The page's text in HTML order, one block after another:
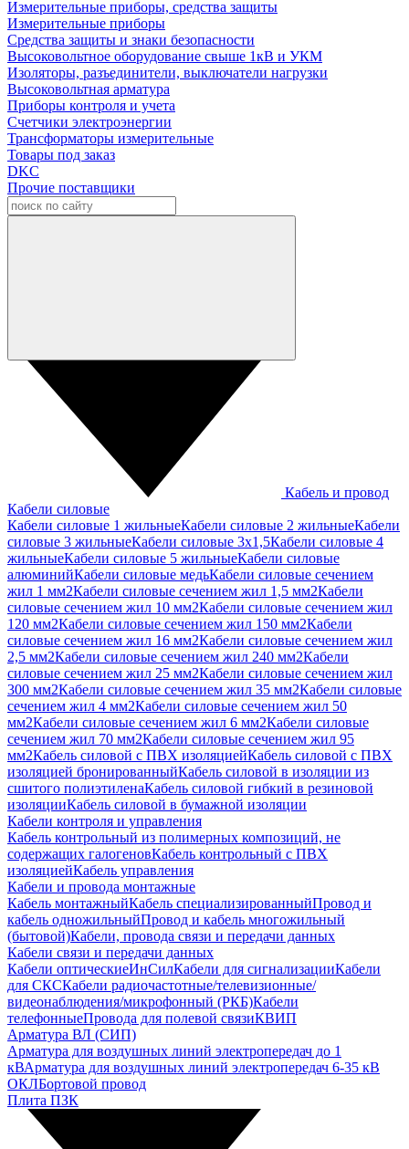
Измерительные приборы, средства защиты
Измерительные приборы
Средства защиты и знаки безопасности
Высоковольтное оборудование свыше 1кВ и УКМ
Изоляторы, разъединители, выключатели нагрузки
Высоковольтная арматура
Приборы контроля и учета
Счетчики электроэнергии
Трансформаторы измерительные
Товары под заказ
DKC
Прочие поставщики
Кабель и провод
Кабели силовые
Кабели силовые 1 жильныеКабели силовые 2 жильныеКабели
силовые 3 жильныеКабели силовые 3х1,5Кабели силовые 4
жильныеКабели силовые 5 жильныеКабели силовые
алюминийКабели силовые медьКабели силовые сечением
жил 1 мм2Кабели силовые сечением жил 1,5 мм2Кабели
силовые сечением жил 10 мм2Кабели силовые сечением жил
120 мм2Кабели силовые сечением жил 150 мм2Кабели
силовые сечением жил 16 мм2Кабели силовые сечением жил
2,5 мм2Кабели силовые сечением жил 240 мм2Кабели
силовые сечением жил 25 мм2Кабели силовые сечением жил
300 мм2Кабели силовые сечением жил 35 мм2Кабели силовые
сечением жил 4 мм2Кабели силовые сечением жил 50
мм2Кабели силовые сечением жил 6 мм2Кабели силовые
сечением жил 70 мм2Кабели силовые сечением жил 95
мм2Кабель силовой с ПВХ изоляциейКабель силовой с ПВХ
изоляцией бронированныйКабель силовой в изоляции из
сшитого полиэтиленаКабель силовой гибкий в резиновой
изоляцииКабель силовой в бумажной изоляции
Кабели контроля и управления
Кабель контрольный из полимерных композиций, не
содержащих галогеновКабель контрольный с ПВХ
изоляциейКабель управления
Кабели и провода монтажные
Кабель монтажныйКабель специализированныйПровод и
кабель одножильныйПровод и кабель многожильный
(бытовой)Кабели, провода связи и передачи данных
Кабели связи и передачи данных
Кабели оптическиеИнСилКабели для сигнализацииКабели
для СКСКабели радиочастотные/телевизионные/
видеонаблюдения/микрофонный (РКБ)Кабели
телефонныеПровода для полевой связиКВИП
Арматура ВЛ (СИП)
Арматура для воздушных линий электропередач до 1
кВАрматура для воздушных линий электропередач 6-35 кВ
ОКЛБортовой провод
Плита ПЗК